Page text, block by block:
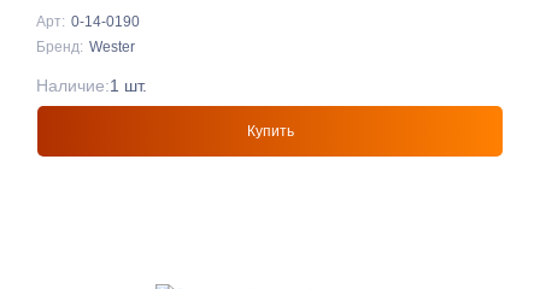
Арт: 0-14-0190
Бренд: Wester
Купить
Наличие:1 шт.